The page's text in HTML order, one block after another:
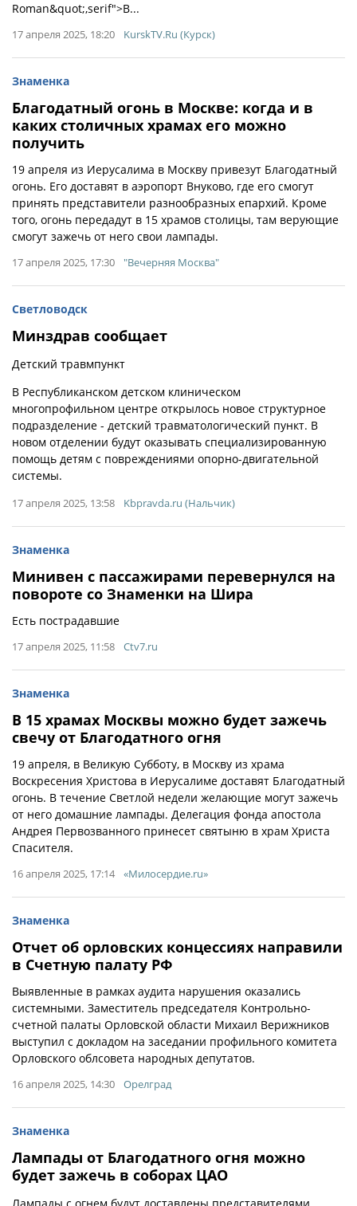
Roman&quot;,serif">В...
17 апреля 2025, 18:20 KurskTV.Ru (Курск)
Знаменка
Благодатный огонь в Москве: когда и в
каких столичных храмах его можно
получить
19 апреля из Иерусалима в Москву привезут Благодатный
огонь. Его доставят в аэропорт Внуково, где его смогут
принять представители разнообразных епархий. Кроме
того, огонь передадут в 15 храмов столицы, там верующие
смогут зажечь от него свои лампады.
17 апреля 2025, 17:30 "Вечерняя Москва"
Светловодск
Минздрав сообщает
Детский травмпункт
В Республиканском детском клиническом
многопрофильном центре открылось новое структурное
подразделение - детский травматологический пункт. В
новом отделении будут оказывать специализированную
помощь детям с повреждениями опорно-двигательной
системы.
17 апреля 2025, 13:58 Kbpravda.ru (Нальчик)
Знаменка
Минивен с пассажирами перевернулся на
повороте со Знаменки на Шира
Есть пострадавшие
17 апреля 2025, 11:58 Ctv7.ru
Знаменка
В 15 храмах Москвы можно будет зажечь
свечу от Благодатного огня
19 апреля, в Великую Субботу, в Москву из храма
Воскресения Христова в Иерусалиме доставят Благодатный
огонь. В течение Светлой недели желающие могут зажечь
от него домашние лампады. Делегация фонда апостола
Андрея Первозванного принесет святыню в храм Христа
Спасителя.
16 апреля 2025, 17:14 «Милосердие.ru»
Знаменка
Отчет об орловских концессиях направили
в Счетную палату РФ
Выявленные в рамках аудита нарушения оказались
системными. Заместитель председателя Контрольно-
счетной палаты Орловской области Михаил Верижников
выступил с докладом на заседании профильного комитета
Орловского облсовета народных депутатов.
16 апреля 2025, 14:30 Орелград
Знаменка
Лампады от Благодатного огня можно
будет зажечь в соборах ЦАО